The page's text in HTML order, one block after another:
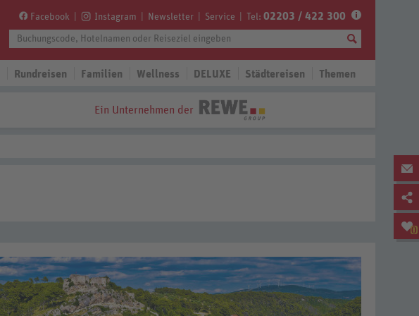
Facebook Instagram Newsletter Service Tel: 02203 / 422 300
Rundreisen Familien Wellness DELUXE Städtereisen Themen
0
Ein Unternehmen der